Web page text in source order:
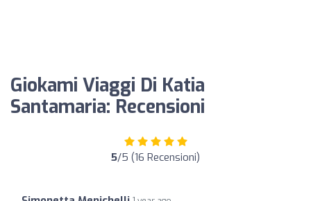
Giokami Viaggi Di Katia
Santamaria: Recensioni
5/5 (16 Recensioni)